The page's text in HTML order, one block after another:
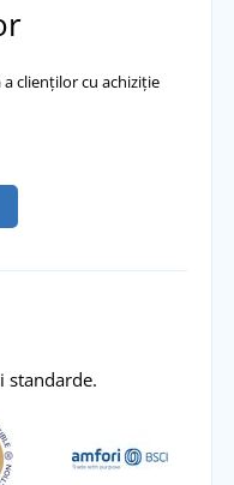
clienților cu achiziție
standarde.